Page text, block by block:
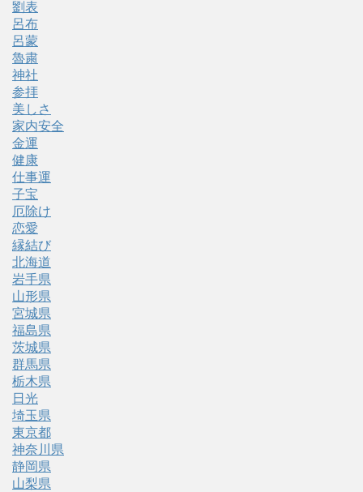
劉表
呂布
呂蒙
魯粛
神社
参拝
美しさ
家内安全
金運
健康
仕事運
子宝
厄除け
恋愛
縁結び
北海道
岩手県
山形県
宮城県
福島県
茨城県
群馬県
栃木県
日光
埼玉県
東京都
神奈川県
静岡県
山梨県